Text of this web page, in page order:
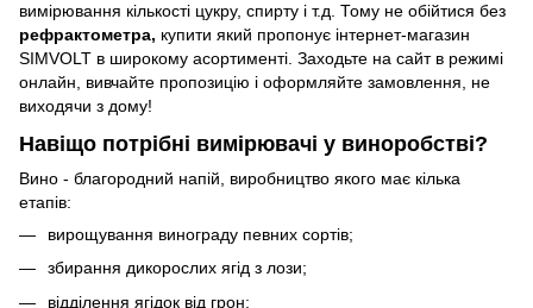
вимірювання кількості цукру, спирту і т.д. Тому не обійтися без
рефрактометра, купити який пропонує інтернет-магазин
SIMVOLT в широкому асортименті. Заходьте на сайт в режимі
онлайн, вивчайте пропозицію і оформляйте замовлення, не
виходячи з дому!
Навіщо потрібні вимірювачі у виноробстві?
Вино - благородний напій, виробництво якого має кілька
етапів:
вирощування винограду певних сортів;
збирання дикорослих ягід з лози;
відділення ягідок від грон;